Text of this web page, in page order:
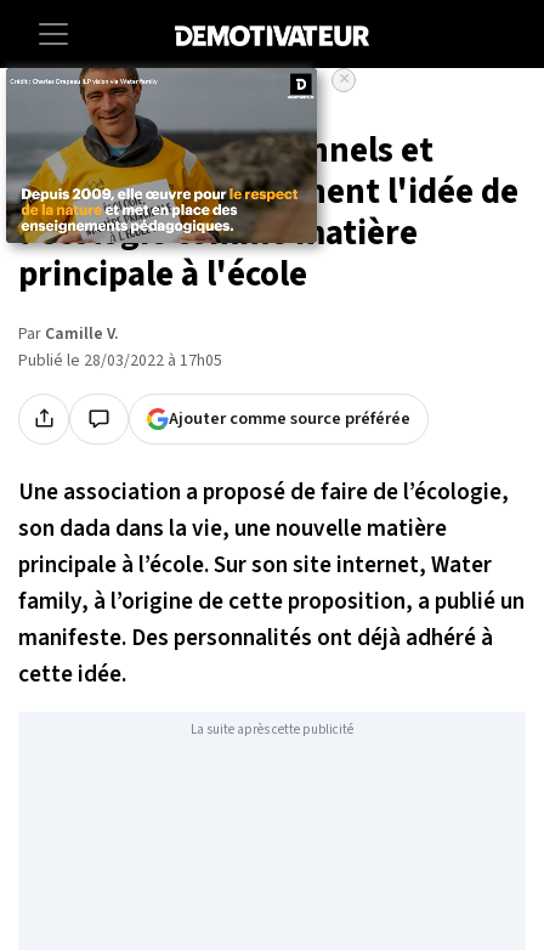
Environnement
Sportifs, professionnels et
anonymes soutiennent l'idée de
l'écologie comme matière
principale à l'école
Par Camille V.
Publié le 28/03/2022 à 17h05
Ajouter comme source préférée
×
Une association a proposé de faire de l’écologie,
son dada dans la vie, une nouvelle matière
principale à l’école. Sur son site internet, Water
family, à l’origine de cette proposition, a publié un
manifeste. Des personnalités ont déjà adhéré à
cette idée.
La suite après cette publicité